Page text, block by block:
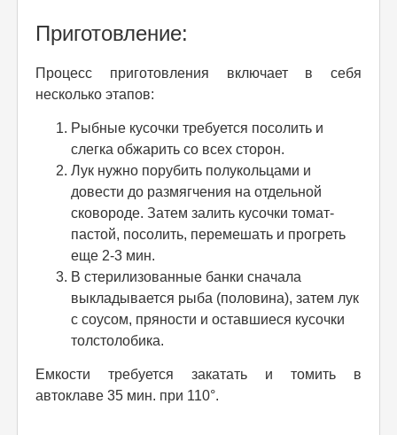
Приготовление:
Процесс приготовления включает в себя
несколько этапов:
Рыбные кусочки требуется посолить и
слегка обжарить со всех сторон.
Лук нужно порубить полукольцами и
довести до размягчения на отдельной
сковороде. Затем залить кусочки томат-
пастой, посолить, перемешать и прогреть
еще 2-3 мин.
В стерилизованные банки сначала
выкладывается рыба (половина), затем лук
с соусом, пряности и оставшиеся кусочки
толстолобика.
Емкости требуется закатать и томить в
автоклаве 35 мин. при 110°.